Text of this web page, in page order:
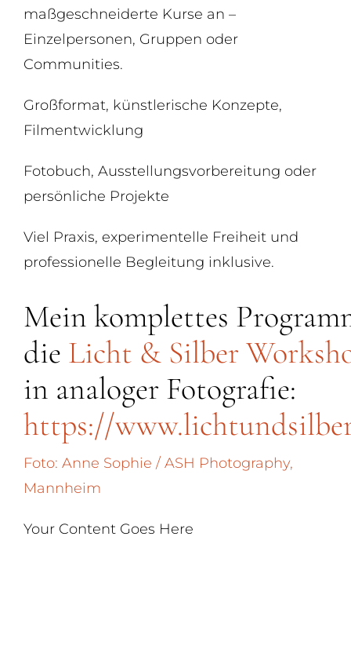
maßgeschneiderte Kurse an –
Einzelpersonen, Gruppen oder
Communities.
Großformat, künstlerische Konzepte,
Filmentwicklung
Fotobuch, Ausstellungsvorbereitung oder
persönliche Projekte
Viel Praxis, experimentelle Freiheit und
professionelle Begleitung inklusive.
Mein komplettes
die Licht & Silber
in analoger Fotografie:
https://
Foto: Anne Sophie / ASH Photography,
Mannheim
Your Content Goes Here